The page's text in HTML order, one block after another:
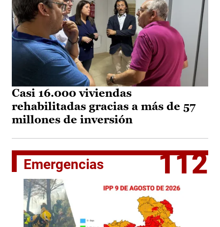
Casi 16.000 viviendas
rehabilitadas gracias a más de 57
millones de inversión
Emergencias 112